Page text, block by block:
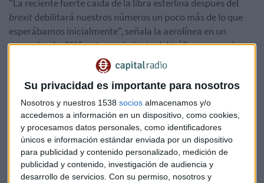
Su privacidad es importante para nosotros
Nosotros y nuestros 1538 socios almacenamos y/o
accedemos a información en un dispositivo, como cookies,
y procesamos datos personales, como identificadores
únicos e información estándar enviada por un dispositivo
para publicidad y contenido personalizado, medición de
publicidad y contenido, investigación de audiencia y
desarrollo de servicios. Con su permiso, nosotros y
"La reciente fuerte caída de la libra esterlina después del
brexitdebilitará nuestros números un poco más de lo que
esperábamos inicialmente", señala la aerolínea en un
comunicado. "El fuerte crecimiento del tráfico y un mejor
control de los costes ayudarán a mejorar estos ingresos
más débiles”, añaden.
La previsión de beneficio neto pasa de los 1.425 millones de
euros previstos a una horquilla entre los 1.350 y 1.300
millones de euros. Ryanair añade, además, que las tarifas
durante este invierno se reducirán de media un 15%.
Ryanair Resultados Beneficios Vuelo